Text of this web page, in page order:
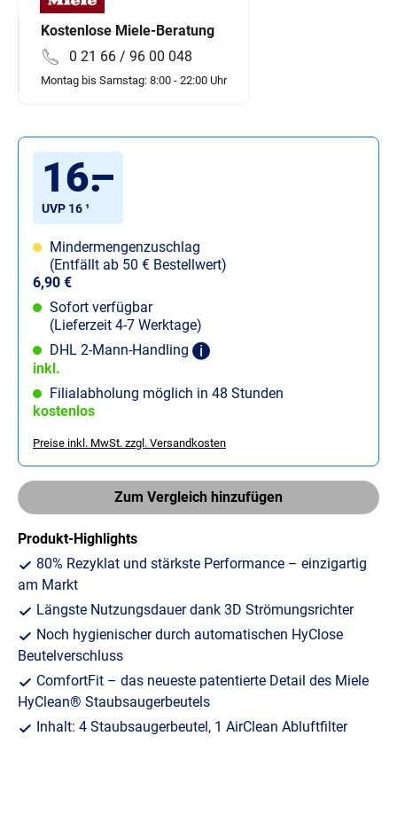
Kostenlose Miele-Beratung
0 21 66 / 96 00 048
Montag bis Samstag: 8:00 - 22:00 Uhr
16.
–
UVP 16 ¹
Mindermengenzuschlag
(Entfällt ab 50 € Bestellwert)
6,90 €
Sofort verfügbar
(Lieferzeit 4-7 Werktage)
DHL 2-Mann-Handling
inkl.
Filialabholung möglich in 48 Stunden
kostenlos
Preise inkl. MwSt. zzgl. Versandkosten
Zum Vergleich hinzufügen
Produkt-Highlights
80% Rezyklat und stärkste Performance – einzigartig
am Markt
Längste Nutzungsdauer dank 3D Strömungsrichter
Noch hygienischer durch automatischen HyClose
Beutelverschluss
ComfortFit – das neueste patentierte Detail des Miele
HyClean® Staubsaugerbeutels
Inhalt: 4 Staubsaugerbeutel, 1 AirClean Abluftfilter